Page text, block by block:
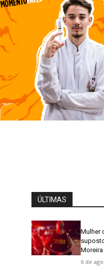
ÚLTIMAS
Mulher
Moreira
6 de